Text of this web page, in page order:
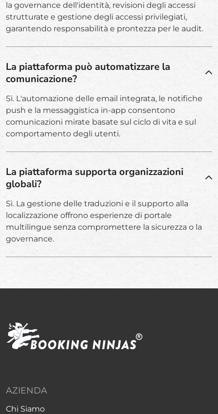
la governance dell'identità, revisioni degli accessi
strutturate e gestione degli accessi privilegiati,
garantendo responsabilità e prontezza per le audit.
La piattaforma può automatizzare la
comunicazione?
Sì. L'automazione delle email integrata, le notifiche
push e la messaggistica in-app consentono
comunicazioni mirate basate sul ciclo di vita e sul
comportamento degli utenti.
La piattaforma supporta organizzazioni
globali?
Sì. La gestione delle traduzioni e il supporto alla
localizzazione offrono esperienze di portale
multilingue senza compromettere la sicurezza o la
governance.
AZIENDA
Chi Siamo